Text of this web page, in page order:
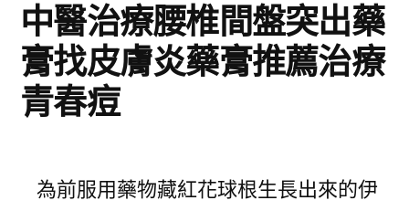
中醫治療腰椎間盤突出藥
膏找皮膚炎藥膏推薦治療
青春痘
為前服用藥物藏紅花球根生長出來的伊